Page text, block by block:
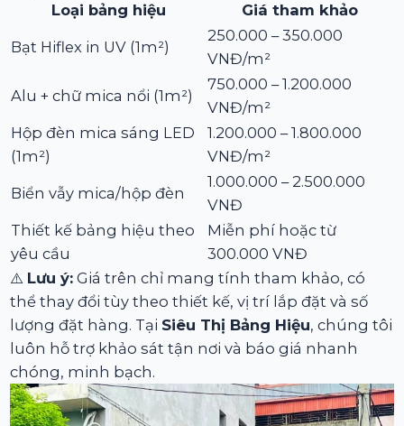
Loại bảng hiệu
Giá tham khảo
Bạt Hiflex in UV (1m²)
250.000 – 350.000
VNĐ/m²
Alu + chữ mica nổi (1m²)
750.000 – 1.200.000
VNĐ/m²
Hộp đèn mica sáng LED
(1m²)
1.200.000 – 1.800.000
VNĐ/m²
Biển vẫy mica/hộp đèn
1.000.000 – 2.500.000
VNĐ
Thiết kế bảng hiệu theo
yêu cầu
Miễn phí hoặc từ
300.000 VNĐ
⚠️ Lưu ý: Giá trên chỉ mang tính tham khảo, có
thể thay đổi tùy theo thiết kế, vị trí lắp đặt và số
lượng đặt hàng. Tại Siêu Thị Bảng Hiệu, chúng tôi
luôn hỗ trợ khảo sát tận nơi và báo giá nhanh
chóng, minh bạch.